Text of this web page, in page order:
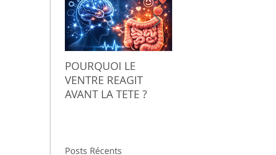
POURQUOI LE
VENTRE REAGIT
AVANT LA TETE ?
Posts Récents